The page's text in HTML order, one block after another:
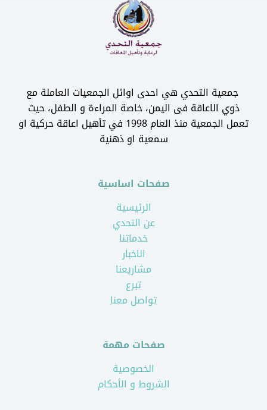
جمعية التحدي هي احدى اوائل الجمعيات العاملة مع
ذوي الاعاقة فى اليمن، خاصة المراءة و الطفل، حيث
تعمل الجمعية منذ العام 1998 في تأهيل اعاقة حركية او
سمعية او ذهنية
صفحات اساسية
الرئيسية
عن التحدي
خدماتنا
الاخبار
مشاريعنا
تبرع
تواصل معنا
صفحات مهمة
الخصوصية
الشروط و الأحكام